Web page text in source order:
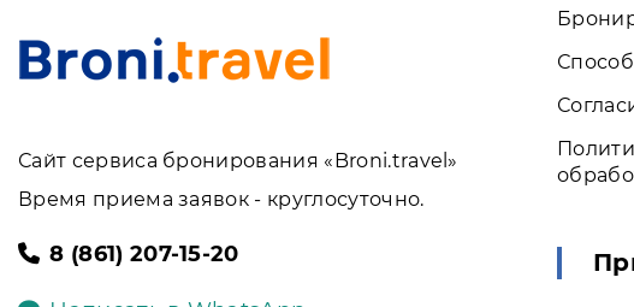
Сайт сервиса бронирования «Broni.travel»
Время приема заявок - круглосуточно.
8 (861) 207-15-20